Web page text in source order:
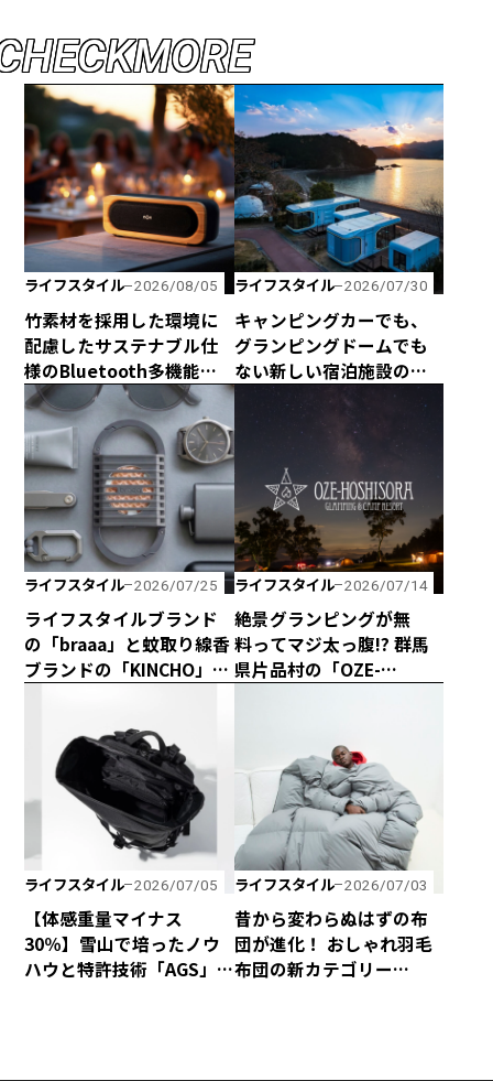
HECKMORE
ライフスタイル 2026/08/05
竹素材を採用した環境に
配慮したサステナブル仕
様のBluetooth多機能ス
ピーカー「Get Together
Go」が新登場！
ライフスタイル 2026/07/30
キャンピングカーでも、
グランピングドームでも
ない新しい宿泊施設のカ
タチ！ 海と山に囲まれた
熊野の最新型カプセルハ
ウス「ザ・グランスイー
ト」
ライフスタイル 2026/07/25
ライフスタイルブランド
の「braaa」と蚊取り線香
ブランドの「KINCHO」が
「canox」がオシャレす
ぎ！
ライフスタイル 2026/07/14
絶景グランピングが無
料ってマジ太っ腹!? 群馬
県片品村の「OZE-
料金無料キャンペーンを
実施！
ライフスタイル 2026/07/05
【体感重量マイナス
30％】雪山で培ったノウ
ハウと特許技術「AGS」
ライフスタイル 2026/07/03
昔から変わらぬはずの布
団が進化！ おしゃれ羽毛
布団の新カテゴリー